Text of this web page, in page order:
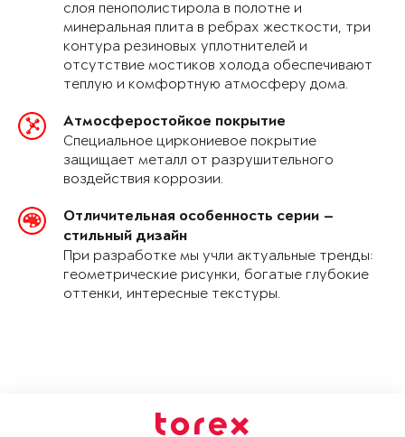
слоя пенополистирола в полотне и
минеральная плита в ребрах жесткости, три
контура резиновых уплотнителей и
отсутствие мостиков холода обеспечивают
теплую и комфортную атмосферу дома.
Атмосферостойкое покрытие
Специальное циркониевое покрытие
защищает металл от разрушительного
воздействия коррозии.
Отличительная особенность серии —
стильный дизайн
При разработке мы учли актуальные тренды:
геометрические рисунки, богатые глубокие
оттенки, интересные текстуры.